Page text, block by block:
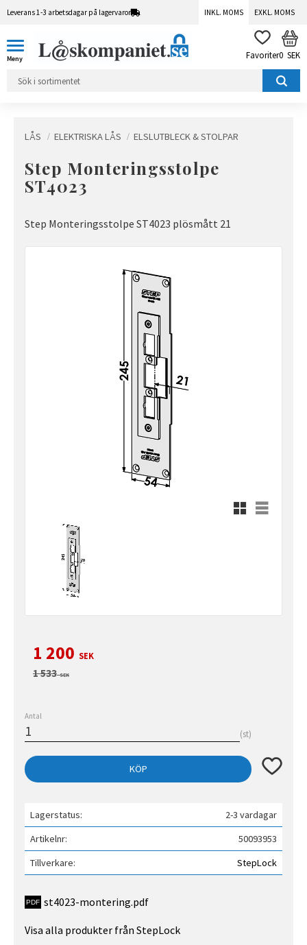
Leverans 1-3 arbetsdagar på lagervaror INKL. MOMS EXKL. MOMS
FAVORITER
0 SEK
LÅS ELEKTRISKA LÅS ELSLUTBLECK & STOLPAR
Step Monteringsstolpe
ST4023
Step Monteringsstolpe ST4023 plösmått 21
Rutnätsvy
Listvy
Nedsatt pris:
1 200 SEK
Ordinarie pris:
1 533SEK
Antal
st
KÖP Lägg till
Lagerstatus
2-3 vardagar
Artikelnr
50093953
Tillverkare
StepLock
st4023-montering.pdf
Visa alla produkter från StepLock